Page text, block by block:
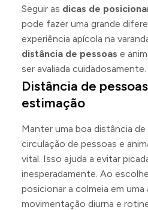
Seguir as dicas de
pode fazer uma grande
experiência apícola na
distância de pessoas e
ser avaliada cuidadosamente.
Distância de
estimação
Manter uma boa distância
circulação de pessoas e
vital. Isso ajuda a evitar
inesperadamente. Ao
posicionar a colmeia em uma
movimentação diurna e